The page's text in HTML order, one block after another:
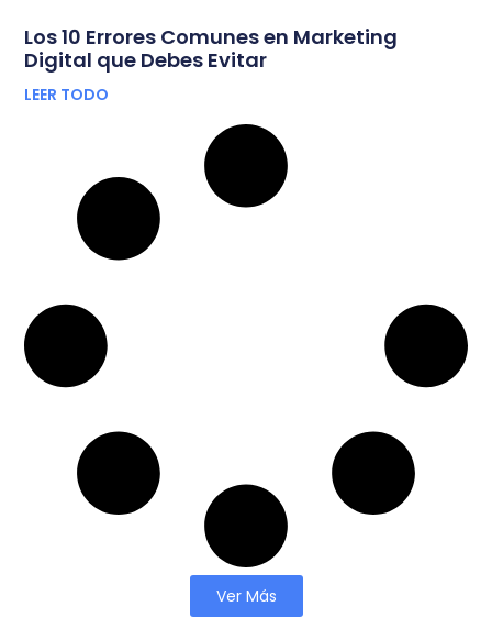
Los 10 Errores Comunes en Marketing
Digital que Debes Evitar
LEER TODO
Ver Más